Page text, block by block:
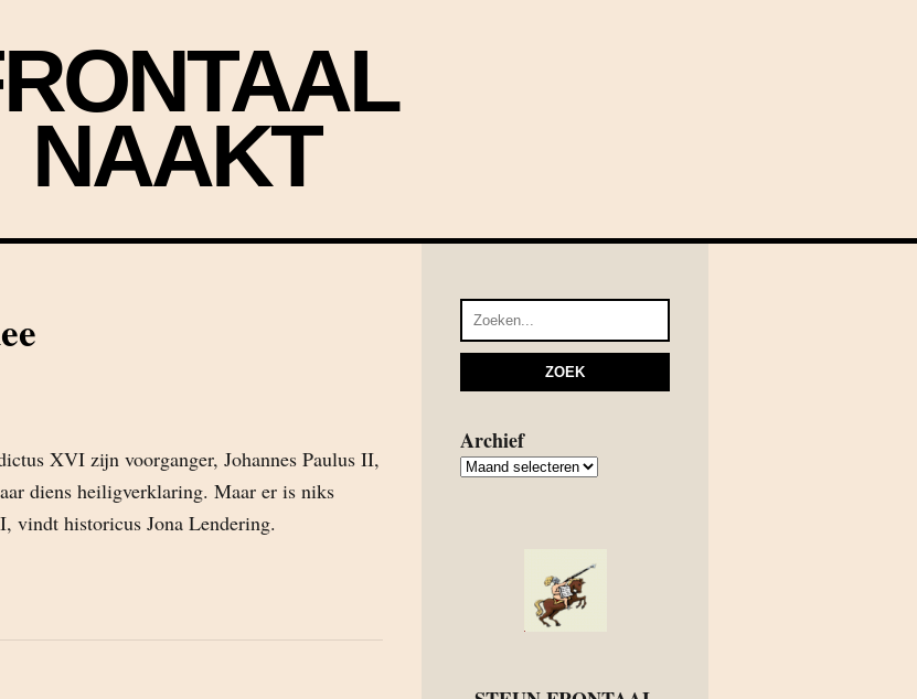
NAAKT
XVI zijn voorganger, Johannes Paulus II,
diens heiligverklaring. Maar er is niks
vindt historicus Jona Lendering.
Archief
Archief